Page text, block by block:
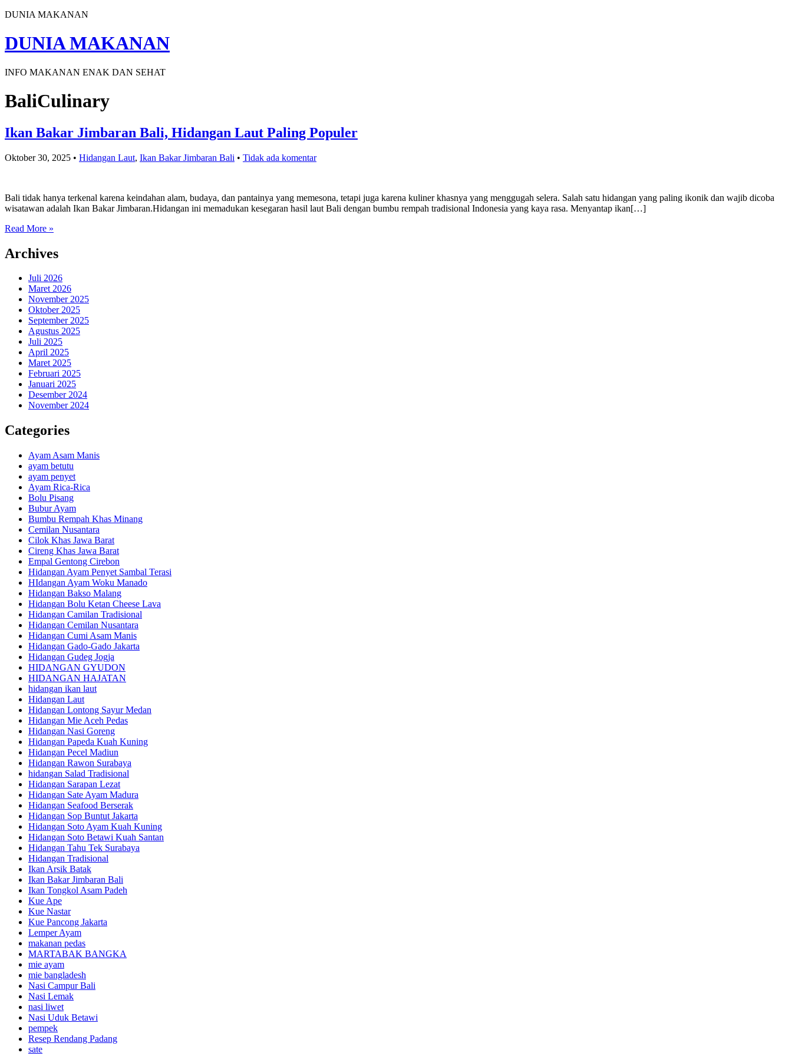
DUNIA MAKANAN
DUNIA MAKANAN
INFO MAKANAN ENAK DAN SEHAT
BaliCulinary
Ikan Bakar Jimbaran Bali, Hidangan Laut Paling Populer
Oktober 30, 2025 • Hidangan Laut, Ikan Bakar Jimbaran Bali • Tidak ada komentar
Bali tidak hanya terkenal karena keindahan alam, budaya, dan pantainya yang memesona, tetapi juga karena kuliner khasnya yang menggugah selera. Salah satu hidangan yang paling ikonik dan wajib dicoba
wisatawan adalah Ikan Bakar Jimbaran.Hidangan ini memadukan kesegaran hasil laut Bali dengan bumbu rempah tradisional Indonesia yang kaya rasa. Menyantap ikan[…]
Read More »
Archives
Juli 2026
Maret 2026
November 2025
Oktober 2025
September 2025
Agustus 2025
Juli 2025
April 2025
Maret 2025
Februari 2025
Januari 2025
Desember 2024
November 2024
Categories
Ayam Asam Manis
ayam betutu
ayam penyet
Ayam Rica-Rica
Bolu Pisang
Bubur Ayam
Bumbu Rempah Khas Minang
Cemilan Nusantara
Cilok Khas Jawa Barat
Cireng Khas Jawa Barat
Empal Gentong Cirebon
Hidangan Ayam Penyet Sambal Terasi
HIdangan Ayam Woku Manado
Hidangan Bakso Malang
Hidangan Bolu Ketan Cheese Lava
Hidangan Camilan Tradisional
Hidangan Cemilan Nusantara
Hidangan Cumi Asam Manis
Hidangan Gado-Gado Jakarta
Hidangan Gudeg Jogja
HIDANGAN GYUDON
HIDANGAN HAJATAN
hidangan ikan laut
Hidangan Laut
Hidangan Lontong Sayur Medan
Hidangan Mie Aceh Pedas
Hidangan Nasi Goreng
Hidangan Papeda Kuah Kuning
Hidangan Pecel Madiun
Hidangan Rawon Surabaya
hidangan Salad Tradisional
Hidangan Sarapan Lezat
Hidangan Sate Ayam Madura
Hidangan Seafood Berserak
Hidangan Sop Buntut Jakarta
Hidangan Soto Ayam Kuah Kuning
Hidangan Soto Betawi Kuah Santan
Hidangan Tahu Tek Surabaya
Hidangan Tradisional
Ikan Arsik Batak
Ikan Bakar Jimbaran Bali
Ikan Tongkol Asam Padeh
Kue Ape
Kue Nastar
Kue Pancong Jakarta
Lemper Ayam
makanan pedas
MARTABAK BANGKA
mie ayam
mie bangladesh
Nasi Campur Bali
Nasi Lemak
nasi liwet
Nasi Uduk Betawi
pempek
Resep Rendang Padang
sate